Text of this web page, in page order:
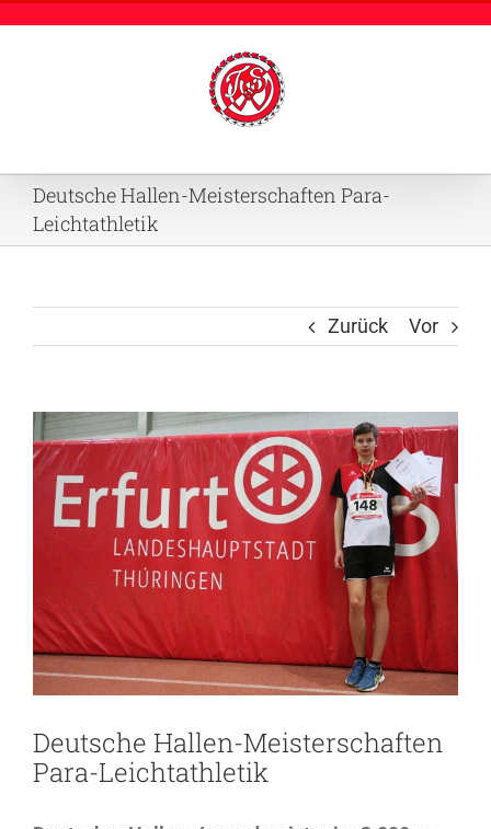
Deutsche Hallen-Meisterschaften Para-
Leichtathletik
Zurück Vor
Zeige
grösseres
Bild
Deutsche Hallen-Meisterschaften
Para-Leichtathletik